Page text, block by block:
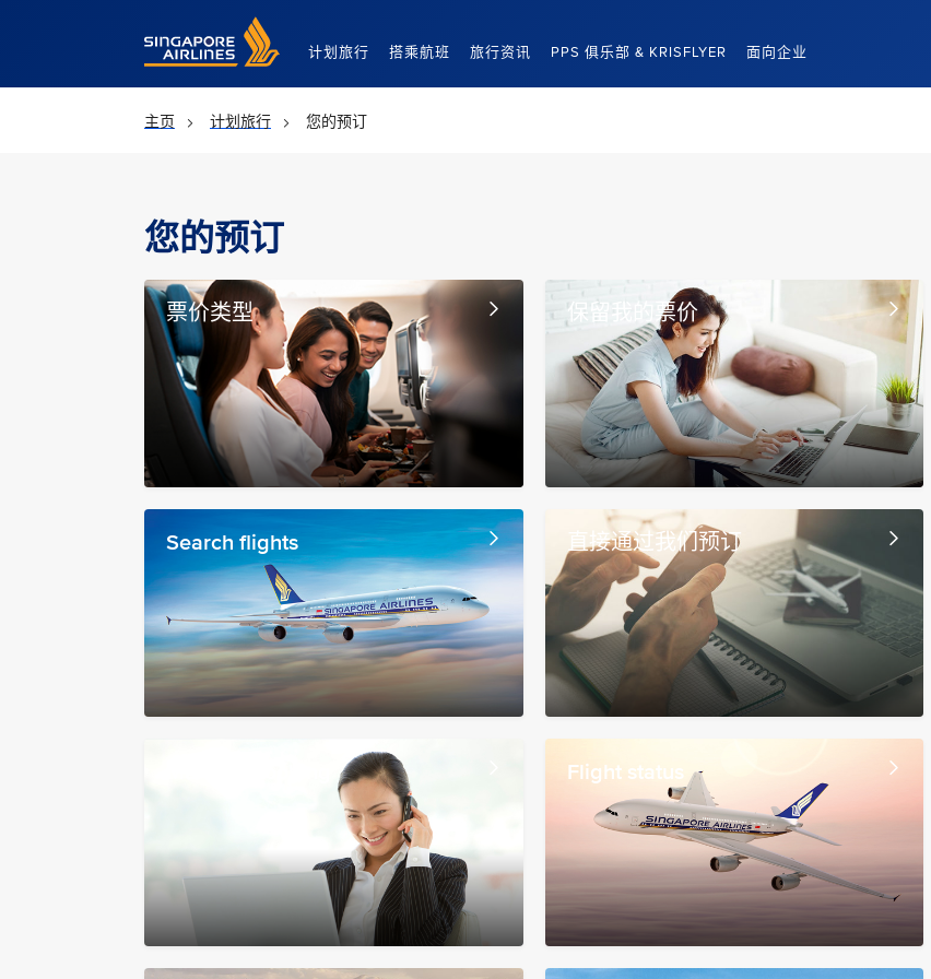
Singapore Airlines Home
计划旅行 搭乘航班 旅行资讯 PPS 俱乐部 & KRISFLYER 面向企业
主页 计划旅行 您的预订
您的预订
票价类型 保留我的票价
Search flights 直接通过我们预订
Flight status